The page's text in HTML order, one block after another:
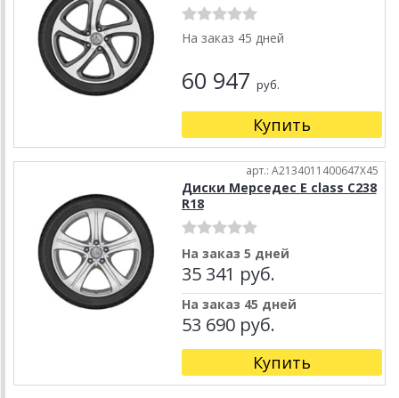
На заказ 45 дней
60 947 руб.
Купить
арт.: A2134011400647X45
Диски Мерседес E class C238
R18
На заказ 5 дней
35 341 руб.
На заказ 45 дней
53 690 руб.
Купить